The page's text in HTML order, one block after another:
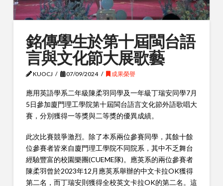
銘傳學生於第十屆閩台語
言與文化節大展歌藝
KUOCJ 07/09/2024 成果榮譽
應用英語學系二年級陳柔羽同學及一年級丁瑞安同學7月
5日參加廈門理工學院第十屆閩台語言文化節外語歌唱大
賽，分別獲得一等獎與二等獎的優異成績。
此次比賽競爭激烈。除了本系兩位參賽同學，其餘十餘
位參賽者皆來自廈門理工學院不同院系，其中不乏舞台
經驗豐富的校園樂團(CUEME隊)。應英系的兩位參賽者
陳柔羽曾於2023年12月應英系舉辦的中文卡拉OK獲得
第二名，而丁瑞安則獲得全校英文卡拉OK的第二名。這